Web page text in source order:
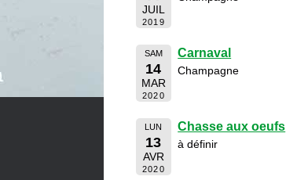
JUIL
2019
SAM
14
MAR
2020
Carnaval
Champagne
LUN
13
AVR
2020
Chasse aux oeufs
à définir